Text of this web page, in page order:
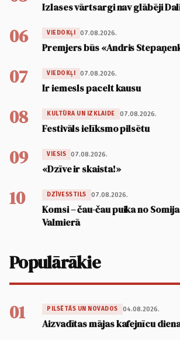
Izlases vārtsargi nav glābēji
06 VIEDOKĻI 07.08.2026.
Premjers būs «Andris
07 VIEDOKĻI 07.08.2026.
Ir iemesls pacelt kausu
08 KULTŪRA UN IZKLAIDE 07.08.2026.
Festivāls ielīksmo pilsētu
09 VIESIS 07.08.2026.
«Dzīve ir skaista!»
10 DZĪVESSTILS 07.08.2026.
Komsi – čau-čau puika no
Valmierā
Populārākie
01 PILSĒTĀS UN NOVADOS 04.08.2026.
Aizvadītas mājas kafejnīcu